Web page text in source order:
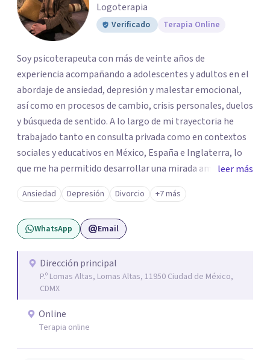
Logoterapia
Verificado Terapia Online
Soy psicoterapeuta con más de veinte años de
experiencia acompañando a adolescentes y adultos en el
abordaje de ansiedad, depresión y malestar emocional,
así como en procesos de cambio, crisis personales, duelos
y búsqueda de sentido. A lo largo de mi trayectoria he
trabajado tanto en consulta privada como en contextos
sociales y educativos en México, España e Inglaterra, lo
que me ha permitido desarrollar una mirada amplia,
sensible y profundamente humana del sufrimiento
psicológico. Trabajo desde un enfoque integral que
combina la Psicología Existencial, la Logoterapia, el
Análisis Conductual y la Terapia Dialéctico Conductual.
a personas que atraviesan ansiedad persistente, estados
depresivos, agotamiento emocional, pensamientos
negativos recurrentes o dificultades para regular sus
emociones, integrando herramientas basadas en
evidencia con una comprensión profunda de la historia y
leer más
Ansiedad Depresión Divorcio +7 más
WhatsApp Email
Dirección principal
P.º Lomas Altas, Lomas Altas, 11950 Ciudad de México,
CDMX
Online
Terapia online